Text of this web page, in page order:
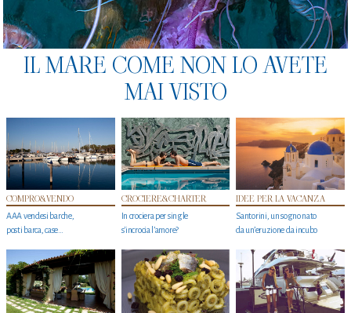
IL MARE COME NON LO AVETE
MAI VISTO
COMPRO&VENDO
AAA vendesi barche,
posti barca, case…
CROCIERE&CHARTER
In crociera per single
s'incrocia l’amore?
IDEE PER LA VACANZA
Santorini, un sogno nato
da un’eruzione da incubo